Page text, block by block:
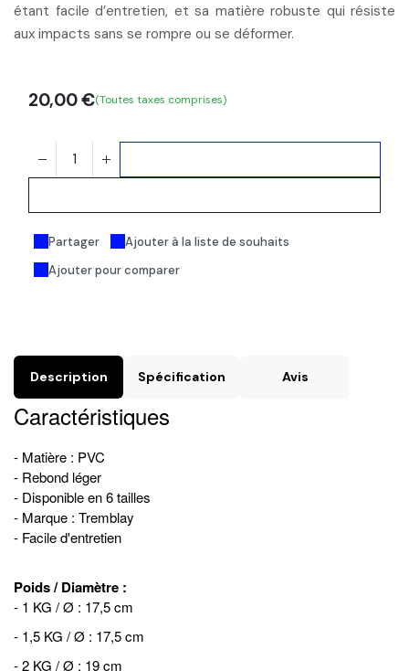
étant facile d’entretien, et sa matière robuste qui résiste
aux impacts sans se rompre ou se déformer.
Ajouter pour comparer
Partager Ajouter à la liste de souhaits
20,00€(Toutes taxes comprises)
Description Spécification Avis
Caractéristiques
- Matière : PVC
- Rebond léger
- Disponible en 6 tailles
- Marque : Tremblay
- Facile d'entretien
Poids / Diamètre :
- 1 KG / Ø : 17,5 cm
- 1,5 KG / Ø : 17,5 cm
- 2 KG / Ø : 19 cm